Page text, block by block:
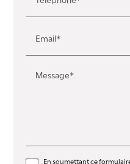
Email*
Message*
En soumettant ce